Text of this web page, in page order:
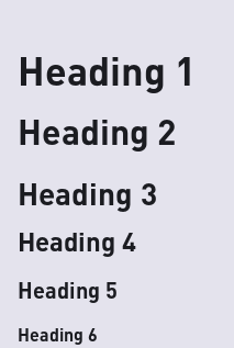
Heading 1
Heading 2
Heading 3
Heading 4
Heading 5
Heading 6